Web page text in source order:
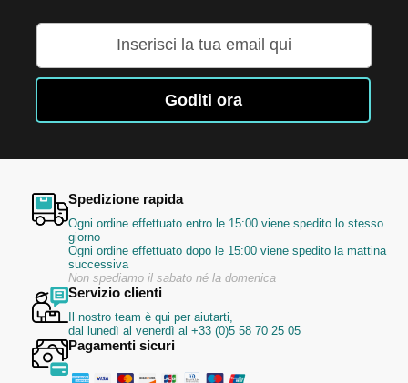
nostra
Goditi ora
Spedizione rapida
Ogni ordine effettuato entro le 15:00 viene spedito lo stesso
giorno
Ogni ordine effettuato dopo le 15:00 viene spedito la mattina
successiva
Non spediamo il sabato né la domenica
Servizio clienti
Il nostro team è qui per aiutarti,
dal lunedì al venerdì al +33 (0)5 58 70 25 05
Pagamenti sicuri